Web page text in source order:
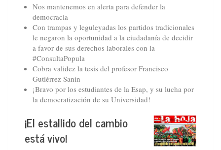
Nos mantenemos en alerta para defender la
democracia
Con trampas y leguleyadas los partidos tradicionales
le negaron la oportunidad a la ciudadanía de decidir
a favor de sus derechos laborales con la
#ConsultaPopula
Cobra validez la tesis del profesor Francisco
Gutiérrez Sanín
¡Bravo por los estudiantes de la Esap, y su lucha por
la democratización de su Universidad!
¡El estallido del cambio
está vivo!